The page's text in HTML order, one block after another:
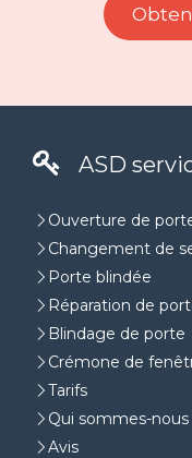
ASD
Ouverture de
Changement de
Porte blindée
Réparation de
Blindage de porte
Crémone de
Tarifs
Qui sommes-nous
Avis